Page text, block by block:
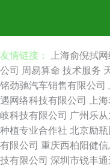
友情链接： 上海俞倪拭
公司 周易算命 技术服务
铭劲驰汽车销售有限公司
遇网络科技有限公司
上
岐科技有限公司 广州乐
种植专业合作社 北京励瓶
有限公司 重庆西柏阳健
技有限公司 深圳市锐丰